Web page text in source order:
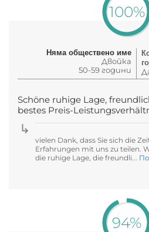
100%
Няма обществено име
Двойка
50-59 години
Schöne ruhige Lage,
bestes Preis-
vielen Dank, dass Sie sich die
Erfahrungen mit uns zu teilen.
die ruhige Lage, die freundli...
94%